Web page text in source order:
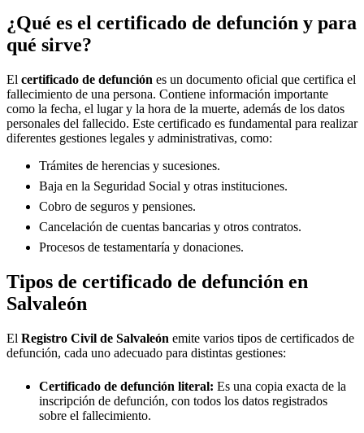
¿Qué es el certificado de defunción y para
qué sirve?
El certificado de defunción es un documento oficial que certifica el
fallecimiento de una persona. Contiene información importante
como la fecha, el lugar y la hora de la muerte, además de los datos
personales del fallecido. Este certificado es fundamental para realizar
diferentes gestiones legales y administrativas, como:
Trámites de herencias y sucesiones.
Baja en la Seguridad Social y otras instituciones.
Cobro de seguros y pensiones.
Cancelación de cuentas bancarias y otros contratos.
Procesos de testamentaría y donaciones.
Tipos de certificado de defunción en
Salvaleón
El Registro Civil de Salvaleón emite varios tipos de certificados de
defunción, cada uno adecuado para distintas gestiones:
Certificado de defunción literal: Es una copia exacta de la
inscripción de defunción, con todos los datos registrados
sobre el fallecimiento.